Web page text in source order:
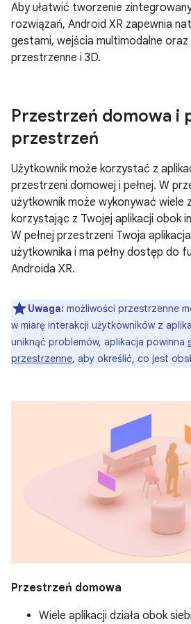
Aby ułatwić tworzenie
rozwiązań, Android XR zapewnia
gestami, wejścia multimodalne
przestrzenne i 3D.
Przestrzeń domowa i
przestrzeń
Użytkownik może korzystać z
przestrzeni domowej i pełnej. W
użytkownik może wykonywać wiele
korzystając z Twojej aplikacji obok
W pełnej przestrzeni Twoja
użytkownika i ma pełny dostęp do
Androida XR.
Uwaga: możliwości przestrzenne
w miarę interakcji użytkowników z
uniknąć problemów, aplikacja powinna
przestrzenne, aby określić, co jest
Przestrzeń domowa
Wiele aplikacji działa obok